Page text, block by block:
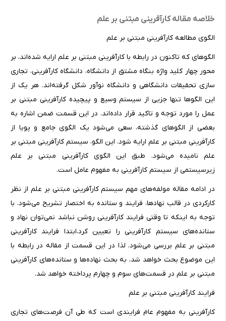
خلاصه مقاله کارآفرینی مبتنی بر علم
الگوی مطالعه کارآفرینی مبتنی بر علم
الگوهای که تاکنون در رابطه با کارآفرینی مبتنی بر علم ارایه شده‌اند، بر
محور چهار کلید واژه بنگاه مشتق از دانشگاه، دانشگاه کارآفرینی، تجاری
سازی تحقیقات دانشگاهی و دانشگاه نوآور شکل گرفته‌اند. هر یک از
این الگوها تنها جزیی از سیستم وسیع و پیچیده کارآفرینی مبتنی بر
عمل را مورد توجه و تاکید قرار داده‌اند. در این قسمت ضمن اشاره به
بعضی از الگوهای گذشته، سعی می‌شود یک الگوی جامع و پویا از
کارآفرینی مبتنی بر علم ارایه شود. این الگو، سیستم کارآفرینی مبتنی بر
علم نامیده می‌شود. طبق این الگوی کارآفرینی مبتنی بر علم
زیرسیستمی از سیستم کارآفرینی به مفهوم عامل است.
در ادامه مقاله مولفه‌های مهم سیستم کارآفرینی مبتنی بر علم از نظر
کارکردی در قالب نهادها، فرایند و ستانده به اختصار تشریح می‌شود. با
توجه به اینکه تا وقتی فرایند کارآفرینی روشن نباشد نمی‌توان نهاد و
ستانده‌های سیستم کارآفرینی را تعیین کرد،ابتدا فرایند کارآفرینی
مبتنی بر علم بررسی می‌شود. لذا در این قسمت از مقاله در رابطه با
این موضوع بحث خواهد شد، به بحث نهاده‌ها و ستانده‌های کارآفرینی
مبتنی بر علم در قسمت‌های سوم و چهارم پرداخته خواهد شد.
فرایند کارآفرینی مبتنی بر علم
کارآفرینی به مفهوم عام فرایندی است که طی آن فرصت‌های تجاری